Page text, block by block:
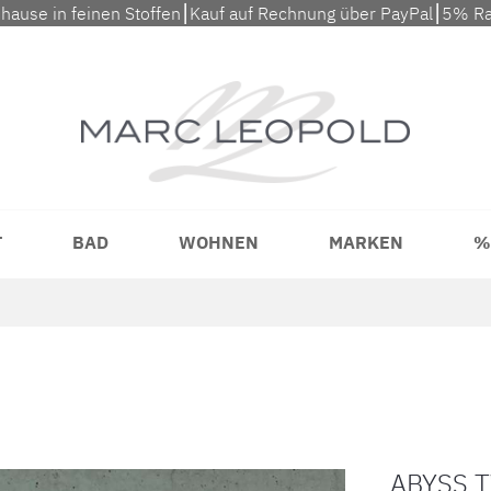
in feinen Stoffen⎮Kauf auf Rechnung über PayPal⎮5%
BAD WOHNEN MARKEN
ABYSS